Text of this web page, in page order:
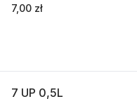
7,00 zł
7 UP 0,5L